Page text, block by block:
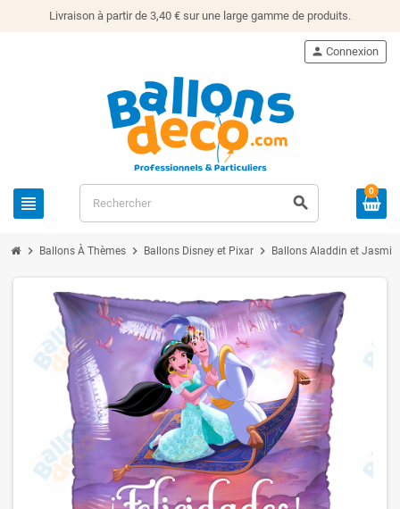
Livraison à partir de 3,40 € sur une large gamme de produits.
view_headline search
person Connexion
0
chevron_right Ballons À Thèmes chevron_right Ballons Disney et Pixar chevron_right Ballons Aladdin et